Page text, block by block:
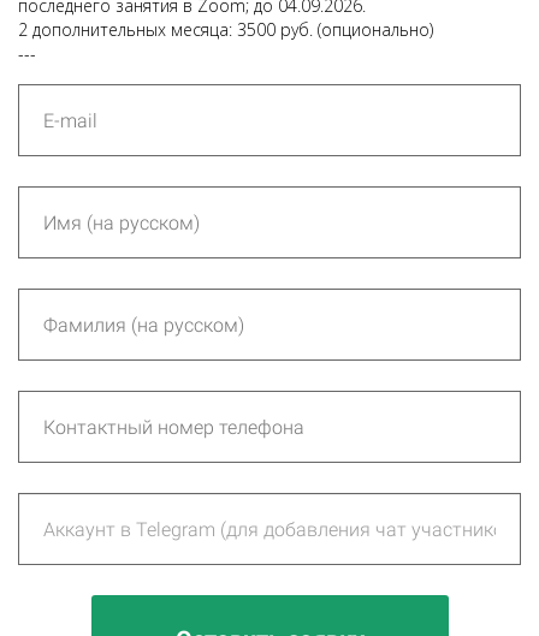
последнего занятия в Zoom; до 04.09.2026.
2 дополнительных месяца: 3500 руб. (опционально)
---